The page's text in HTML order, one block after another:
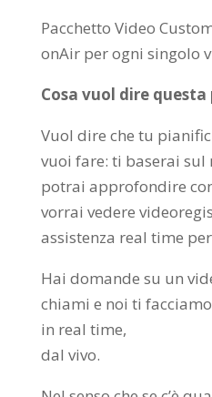
Pacchetto Video
onAir per ogni singolo
Cosa vuol dire questa
Vuol dire che tu
vuoi fare: ti baserai sul
potrai approfondire
vorrai vedere
assistenza real time
Hai domande su un
chiami e noi ti
in real time,
dal vivo.